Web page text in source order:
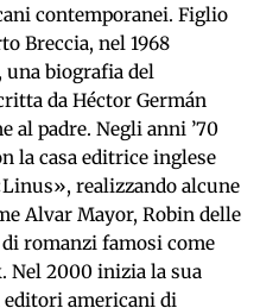
contemporanei. Figlio
Breccia, nel 1968
una biografia del
da Héctor Germán
al padre. Negli anni ’70
la casa editrice inglese
realizzando alcune
Alvar Mayor, Robin delle
romanzi famosi come
Nel 2000 inizia la sua
americani di